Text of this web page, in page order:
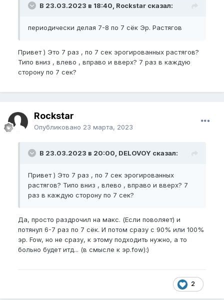
В 23.03.2023 в 18:40, Rockstar сказал:
периодически делая 7-8 по 7 сёк Эр. Растягов
Привет ) Это 7 раз , по 7 сек эрогированных растягов?
Типо вниз , влево , вправо и вверх? 7 раз в каждую
сторону по 7 сек?
Rockstar
Опубликовано 23 марта, 2023
В 23.03.2023 в 20:00, DELOVOY сказал:
Привет ) Это 7 раз , по 7 сек эрогированных
растягов? Типо вниз , влево , вправо и вверх? 7
раз в каждую сторону по 7 сек?
Да, просто раздрочил на макс. (Если поволяет) и
потянул 6-7 раз по 7 сёк. И потом сразу с 90% или 100%
эр. Fow, но не сразу, к этому подходить нужно, а то
больно будет итд... (в смысле к эр.fow):)
2